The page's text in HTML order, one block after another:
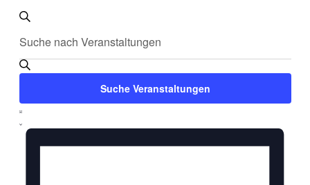
Veranstaltungen
Suche
und
Ansichten,
Navigation
Schlüsselwort
Suche
Schlüsselwort.
Suche Veranstaltungen
Veranstaltung
Ansichten-
Liste